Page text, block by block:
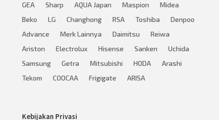
GEA
Sharp AQUA Japan Maspion
Midea
Beko
LG Changhong RSA Toshiba
Denpoo
Advance
Merk Lainnya Daimitsu
Reiwa
Ariston
Electrolux Hisense Sanken
Uchida
Samsung
Getra Mitsubishi HODA
Arashi
Tekom
COOCAA Frigigate ARISA
Kebijakan Privasi